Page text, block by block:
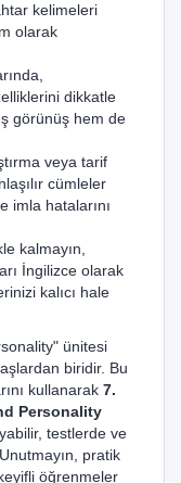
kelimeleri
olarak
dikkatle
görünüş hem de
veya tarif
cümleler
imla hatalarını
kalmayın,
İngilizce olarak
kalıcı hale
ünitesi
biridir. Bu
kullanarak 7.
Personality
testlerde ve
pratik
öğrenmeler